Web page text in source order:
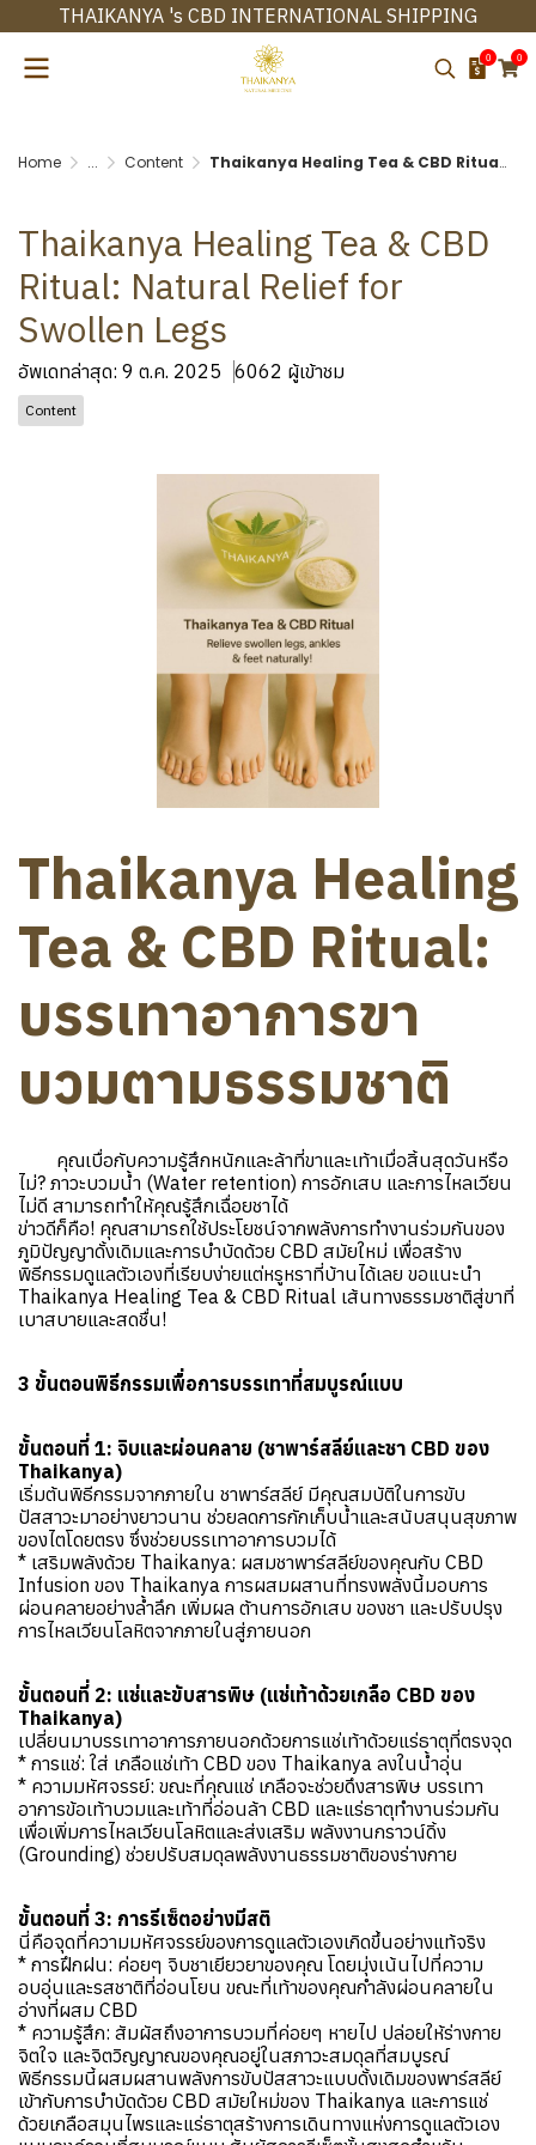
THAIKANYA 's CBD INTERNATIONAL SHIPPING
0 0
Home ... Content Thaikanya Healing Tea & CBD Ritual: Natural Relief for Swollen Legs
Thaikanya Healing Tea & CBD
Ritual: Natural Relief for
Swollen Legs
อัพเดทล่าสุด: 9 ต.ค. 2025 6062 ผู้เข้าชม
Content
Thaikanya Healing
Tea & CBD Ritual:
บรรเทาอาการขา
บวมตามธรรมชาติ
คุณเบื่อกับความรู้สึกหนักและล้าที่ขาและเท้าเมื่อสิ้นสุดวันหรือ
ไม่? ภาวะบวมน้ำ (Water retention) การอักเสบ และการไหลเวียน
ไม่ดี สามารถทำให้คุณรู้สึกเฉื่อยชาได้
ข่าวดีก็คือ! คุณสามารถใช้ประโยชน์จากพลังการทำงานร่วมกันของ
ภูมิปัญญาดั้งเดิมและการบำบัดด้วย CBD สมัยใหม่ เพื่อสร้าง
พิธีกรรมดูแลตัวเองที่เรียบง่ายแต่หรูหราที่บ้านได้เลย ขอแนะนำ
Thaikanya Healing Tea & CBD Ritual เส้นทางธรรมชาติสู่ขาที่
เบาสบายและสดชื่น!
3 ขั้นตอนพิธีกรรมเพื่อการบรรเทาที่สมบูรณ์แบบ
ขั้นตอนที่ 1: จิบและผ่อนคลาย (ชาพาร์สลีย์และชา CBD ของ
Thaikanya)
เริ่มต้นพิธีกรรมจากภายใน ชาพาร์สลีย์ มีคุณสมบัติในการขับ
ปัสสาวะมาอย่างยาวนาน ช่วยลดการกักเก็บน้ำและสนับสนุนสุขภาพ
ของไตโดยตรง ซึ่งช่วยบรรเทาอาการบวมได้
* เสริมพลังด้วย Thaikanya: ผสมชาพาร์สลีย์ของคุณกับ CBD
Infusion ของ Thaikanya การผสมผสานที่ทรงพลังนี้มอบการ
ผ่อนคลายอย่างล้ำลึก เพิ่มผล ต้านการอักเสบ ของชา และปรับปรุง
การไหลเวียนโลหิตจากภายในสู่ภายนอก
ขั้นตอนที่ 2: แช่และขับสารพิษ (แช่เท้าด้วยเกลือ CBD ของ
Thaikanya)
เปลี่ยนมาบรรเทาอาการภายนอกด้วยการแช่เท้าด้วยแร่ธาตุที่ตรงจุด
* การแช่: ใส่ เกลือแช่เท้า CBD ของ Thaikanya ลงในน้ำอุ่น
* ความมหัศจรรย์: ขณะที่คุณแช่ เกลือจะช่วยดึงสารพิษ บรรเทา
อาการข้อเท้าบวมและเท้าที่อ่อนล้า CBD และแร่ธาตุทำงานร่วมกัน
เพื่อเพิ่มการไหลเวียนโลหิตและส่งเสริม พลังงานกราวน์ดิ้ง
(Grounding) ช่วยปรับสมดุลพลังงานธรรมชาติของร่างกาย
ขั้นตอนที่ 3: การรีเซ็ตอย่างมีสติ
นี่คือจุดที่ความมหัศจรรย์ของการดูแลตัวเองเกิดขึ้นอย่างแท้จริง
* การฝึกฝน: ค่อยๆ จิบชาเยียวยาของคุณ โดยมุ่งเน้นไปที่ความ
อบอุ่นและรสชาติที่อ่อนโยน ขณะที่เท้าของคุณกำลังผ่อนคลายใน
อ่างที่ผสม CBD
* ความรู้สึก: สัมผัสถึงอาการบวมที่ค่อยๆ หายไป ปล่อยให้ร่างกาย
จิตใจ และจิตวิญญาณของคุณอยู่ในสภาวะสมดุลที่สมบูรณ์
พิธีกรรมนี้ผสมผสานพลังการขับปัสสาวะแบบดั้งเดิมของพาร์สลีย์
เข้ากับการบำบัดด้วย CBD สมัยใหม่ของ Thaikanya และการแช่
ด้วยเกลือสมุนไพรและแร่ธาตุสร้างการเดินทางแห่งการดูแลตัวเอง